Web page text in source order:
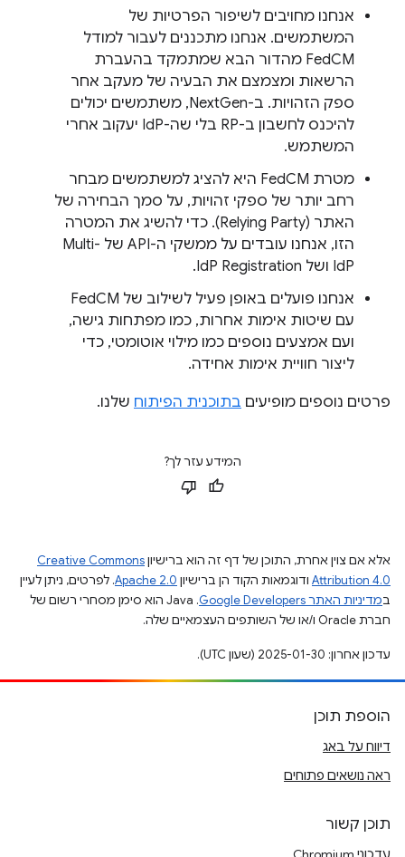
אנחנו מחויבים לשיפור הפרטיות של
המשתמשים. אנחנו מתכננים לעבור למודל
FedCM מהדור הבא שמתמקד בהעברת
הרשאות ומצמצם את הבעיה של מעקב אחר
ספק הזהויות. ב-NextGen, משתמשים יכולים
להיכנס לחשבון ב-RP בלי שה-IdP יעקוב אחרי
המשתמש.
מטרת FedCM היא להציג למשתמשים מבחר
רחב יותר של ספקי זהויות, על סמך הבחירה של
האתר (Relying Party). כדי להשיג את המטרה
הזו, אנחנו עובדים על ממשקי ה-API של Multi-
IdP ושל IdP Registration.
אנחנו פועלים באופן פעיל לשילוב של FedCM
עם שיטות אימות אחרות, כמו מפתחות גישה,
ועם אמצעים נוספים כמו מילוי אוטומטי, כדי
ליצור חוויית אימות אחידה.
פרטים נוספים מופיעים בתוכנית הפיתוח שלנו.
המידע עזר לך?
אלא אם צוין אחרת, התוכן של דף זה הוא ברישיוןCreative Commons
Attribution 4.0 ודוגמאות הקוד הן ברישיון Apache 2.0. לפרטים, ניתן לעיין
במדיניות האתר Google Developers‏
.‏ Java הוא סימן מסחרי רשום של
חברת Oracle ו/או של השותפים העצמאיים שלה.
עדכון אחרון: 2025-01-30 (שעון UTC).
הוספת תוכן
דיווח על באג
ראה נושאים פתוחים
תוכן קשור